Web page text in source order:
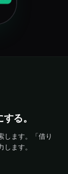
る。
します。「借り
ます。